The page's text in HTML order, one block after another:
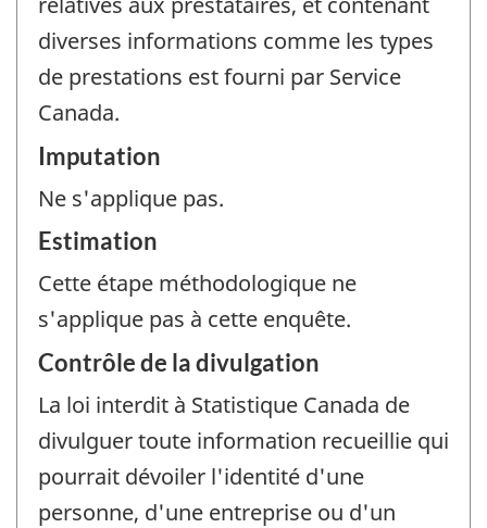
diverses informations comme les types
de prestations est fourni par Service
Canada.
Imputation
Ne s'applique pas.
Estimation
Cette étape méthodologique ne
s'applique pas à cette enquête.
Contrôle de la divulgation
La loi interdit à Statistique Canada de
divulguer toute information recueillie qui
pourrait dévoiler l'identité d'une
personne, d'une entreprise ou d'un